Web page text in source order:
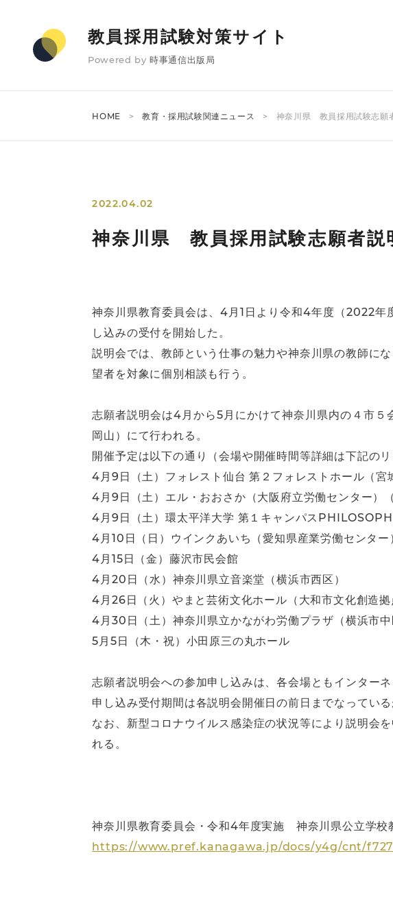
教員採用試験対策サイト
Powered by 時事通信出版局
HOME 教育・採用試験関連ニュース 神奈川県 教員採用試験志願
2022.04.02
神奈川県 教員採用試験志願者説
神奈川県教育委員会は、4月1日より令和4年度（2022年
し込みの受付を開始した。
説明会では、教師という仕事の魅力や神奈川県の教師に
望者を対象に個別相談も行う。
志願者説明会は4月から5月にかけて神奈川県内の４市５
岡山）にて行われる。
開催予定は以下の通り（会場や開催時間等詳細は下記のリ
4月9日（土）フォレスト仙台 第２フォレストホール（宮
4月9日（土）エル・おおさか（大阪府立労働センター）
4月9日（土）環太平洋大学 第１キャンパス
4月10日（日）ウインクあいち（愛知県産業労働センター
4月15日（金）藤沢市民会館
4月20日（水）神奈川県立音楽堂（横浜市西区）
4月26日（火）やまと芸術文化ホール（大和市文化創造拠
4月30日（土）神奈川県立かながわ労働プラザ（横浜市中
5月5日（木・祝）小田原三の丸ホール
志願者説明会への参加申し込みは、各会場ともインター
申し込み受付期間は各説明会開催日の前日までなってい
なお、新型コロナウイルス感染症の状況等により説明会
れる。
神奈川県教育委員会・令和4年度実施 神奈川県公立学校
https://www.pref.kanagawa.jp/docs/y4g/cnt/